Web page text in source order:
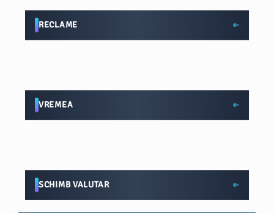
RECLAME
VREMEA
SCHIMB VALUTAR